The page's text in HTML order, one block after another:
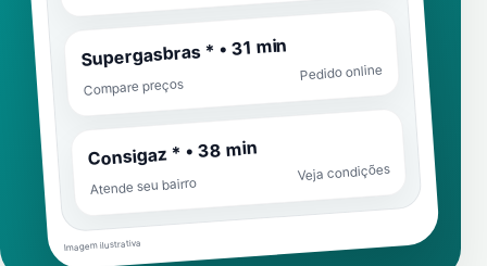
Supergasbras * • 31 min
Compare preços
Pedido online
Consigaz * • 38 min
Atende seu bairro
Veja condições
Imagem ilustrativa